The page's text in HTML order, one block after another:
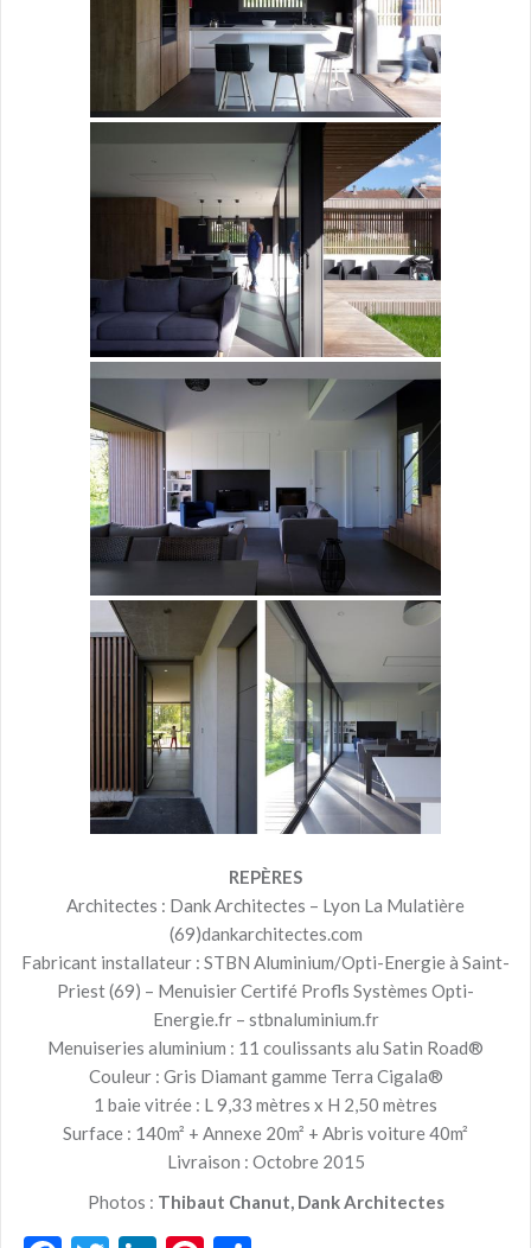
REPÈRES
Architectes : Dank Architectes – Lyon La Mulatière
(69)dankarchitectes.com
Fabricant installateur : STBN Aluminium/Opti-Energie à Saint-
Priest (69) – Menuisier Certifé Profls Systèmes Opti-
Energie.fr – stbnaluminium.fr
Menuiseries aluminium : 11 coulissants alu Satin Road®
Couleur : Gris Diamant gamme Terra Cigala®
1 baie vitrée : L 9,33 mètres x H 2,50 mètres
Surface : 140m² + Annexe 20m² + Abris voiture 40m²
Livraison : Octobre 2015
Photos : Thibaut Chanut, Dank Architectes